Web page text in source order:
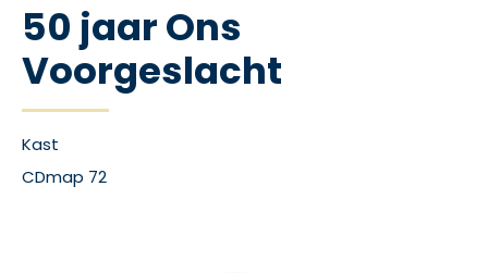
50 jaar Ons
Voorgeslacht
Kast
CDmap 72